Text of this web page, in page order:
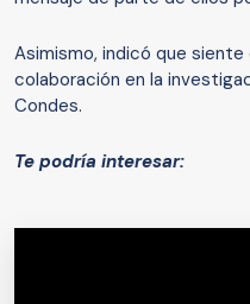
Asimismo, indicó que
colaboración en la
Condes.
Te podría interesar: